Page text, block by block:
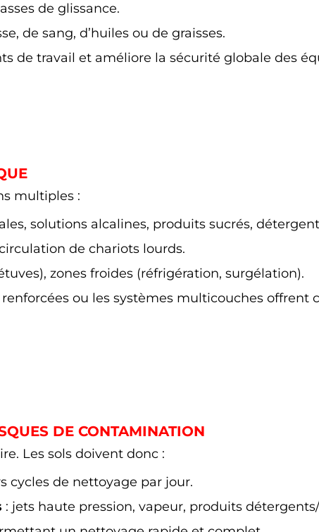
de glissance.
de sang, d’huiles ou de graisses.
de travail et améliore la sécurité globale des
multiples :
solutions alcalines, produits sucrés,
de chariots lourds.
zones froides (réfrigération, surgélation).
ou les systèmes multicouches offrent
DE CONTAMINATION
Les sols doivent donc :
cycles de nettoyage par jour.
: jets haute pression, vapeur, produits